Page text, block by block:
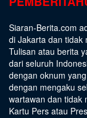
Siaran-Berita.com
di Jakarta dan tidak
Tulisan atau berita
dari seluruh
dengan oknum
dengan mengaku
wartawan dan tidak
Kartu Pers atau